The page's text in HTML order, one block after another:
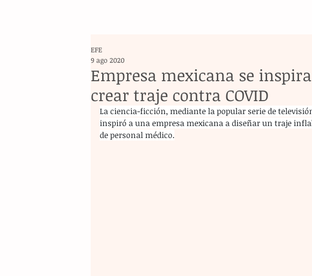
Empresa mexicana se
crear traje contra COVID
EFE
9 ago 2020
La ciencia-ficción, mediante la popular serie de
inspiró a una empresa mexicana a diseñar un traje
de personal médico.